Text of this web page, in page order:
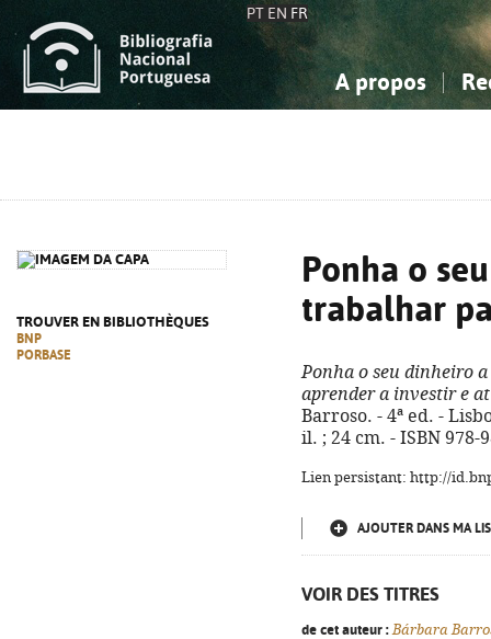
PT EN FR
A propos
TROUVER EN BIBLIOTHÈQUES
BNP
PORBASE
Ponha o
trabalhar
Ponha o seu dinheiro
aprender a investir e
Barroso. - 4ª ed. -
il. ; 24 cm. - ISBN 978-
Lien persistant: http://
AJOUTER DANS MA
VOIR DES TITRES
de cet auteur : Bárbara